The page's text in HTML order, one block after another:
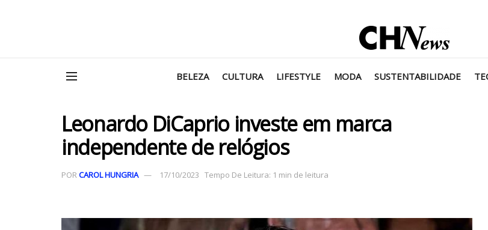
BELEZA CULTURA LIFESTYLE MODA SUSTENTABILIDADE
Leonardo DiCaprio investe em marca
independente de relógios
POR CAROL HUNGRIA 17/10/2023 Tempo De Leitura: 1 min de leitura